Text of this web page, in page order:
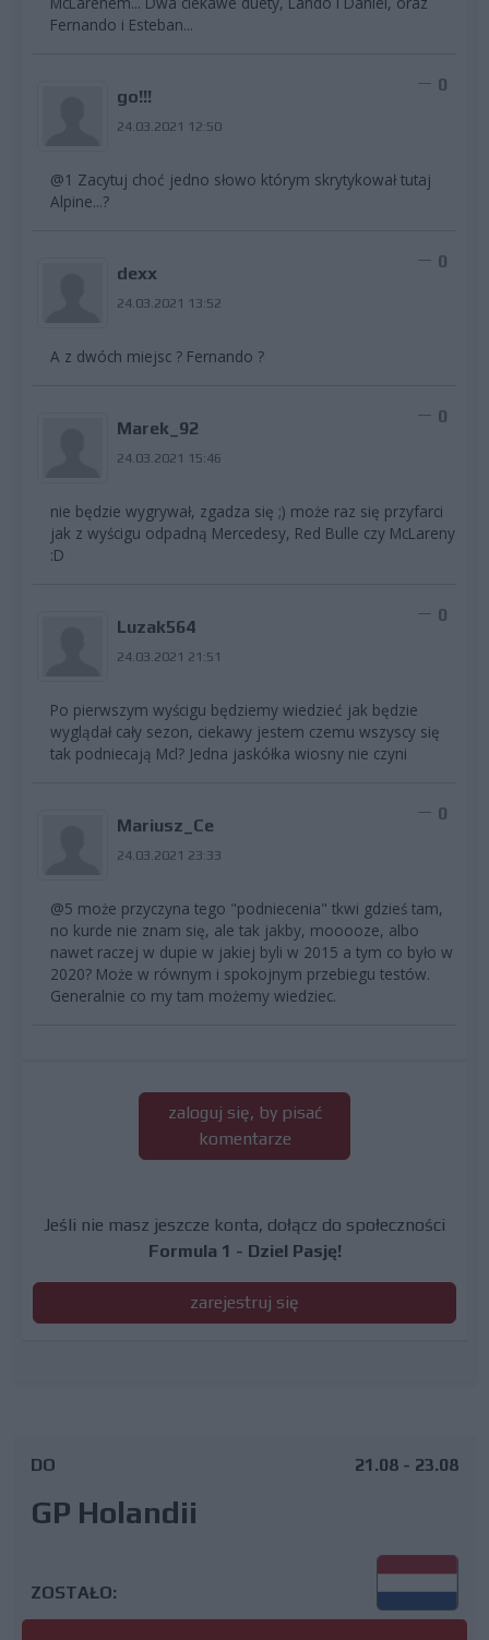
Fernando i Esteban...
go!!!
24.03.2021 12:50
0
@1 Zacytuj choć jedno słowo którym skrytykował tutaj
Alpine...?
dexx
24.03.2021 13:52
0
A z dwóch miejsc ? Fernando ?
Marek_92
24.03.2021 15:46
0
nie będzie wygrywał, zgadza się ;) może raz się przyfarci
jak z wyścigu odpadną Mercedesy, Red Bulle czy McLareny
:D
Luzak564
24.03.2021 21:51
0
Po pierwszym wyścigu będziemy wiedzieć jak będzie
wyglądał cały sezon, ciekawy jestem czemu wszyscy się
tak podniecają Mcl? Jedna jaskółka wiosny nie czyni
Mariusz_Ce
24.03.2021 23:33
0
@5 może przyczyna tego "podniecenia" tkwi gdzieś tam,
no kurde nie znam się, ale tak jakby, mooooze, albo
nawet raczej w dupie w jakiej byli w 2015 a tym co było w
2020? Może w równym i spokojnym przebiegu testów.
Generalnie co my tam możemy wiedziec.
zaloguj się, by pisać
komentarze
Jeśli nie masz jeszcze konta, dołącz do społeczności
Formula 1 - Dziel Pasję!
zarejestruj się
DO
GP Holandii
21.08 - 23.08
ZOSTAŁO: